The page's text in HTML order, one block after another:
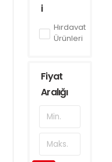
i
Hırdavat
Ürünleri
Fiyat
Aralığı